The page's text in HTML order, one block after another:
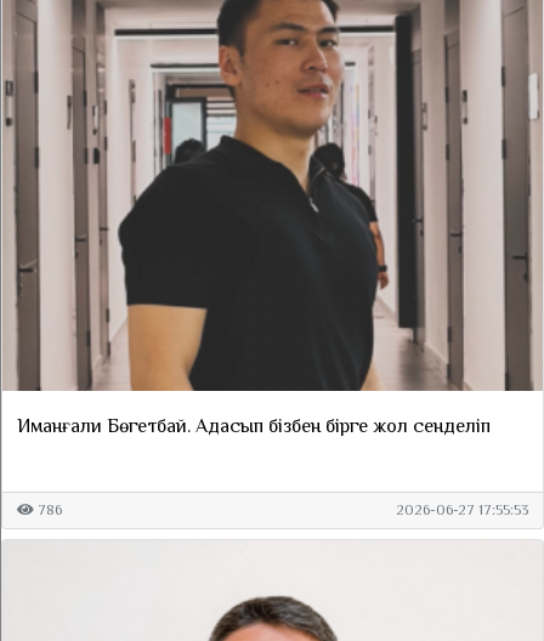
Иманғали Бөгетбай. Адасып бізбен бірге жол сенделіп
786 2026-06-27 17:55:53